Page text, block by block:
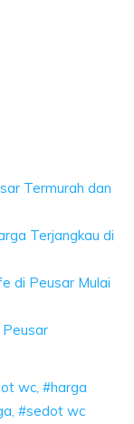
Termurah dan
Terjangkau di
di Peusar Mulai
wc, #harga
#sedot wc